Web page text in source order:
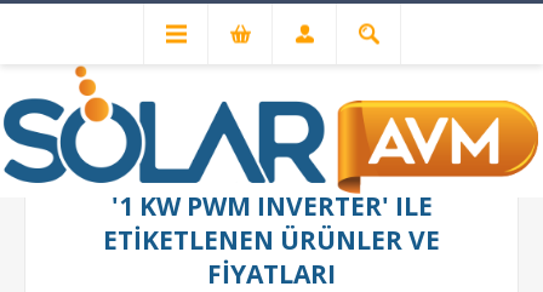
'1 KW PWM INVERTER' ILE
ETIKETLENEN ÜRÜNLER VE
FIYATLARI